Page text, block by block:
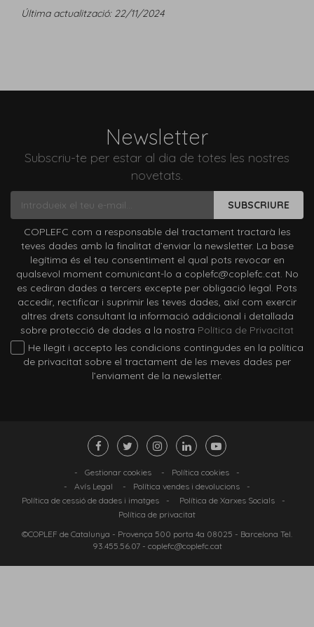
Última actualització: 22/11/2024
Newsletter
Subscriu-te per estar al dia de totes les nostres
novetats.
SUBSCRIURE
COPLEFC com a responsable del tractament tractarà les
teves dades amb la finalitat d’enviar la newsletter. La base
legítima és el teu consentiment el qual pots revocar en
qualsevol moment comunicant-lo a coplefc@coplefc.cat. No
es cediran dades a tercers excepte per obligació legal. Pots
accedir, rectificar i suprimir les teves dades, així com exercir
altres drets consultant la informació addicional i detallada
sobre protecció de dades a la nostra Política de Privacitat
He llegit i accepto les condicions contingudes en la política
de privacitat sobre el tractament de les meves dades per
l’enviament de la newsletter.
- Gestionar cookies - Política cookies
-
-
Avís Legal - Política vendes i devolucions
-
Política de cessió de dades i imatges
- Política de Xarxes Socials
-
Política de privacitat
©COPLEF de Catalunya - Provença 500 porta 4a 08025 - Barcelona Tel.
93.455.56.07- coplefc@coplefc.cat